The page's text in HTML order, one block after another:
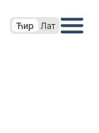
Ћир Лат